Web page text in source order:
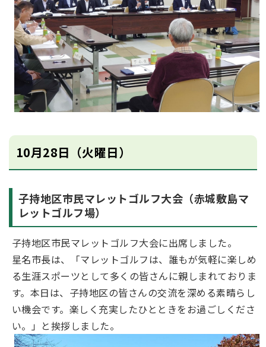
10月28日（火曜日）
子持地区市民マレットゴルフ大会（赤城敷島マ
レットゴルフ場）
子持地区市民マレットゴルフ大会に出席しました。
星名市長は、「マレットゴルフは、誰もが気軽に楽しめ
る生涯スポーツとして多くの皆さんに親しまれておりま
す。本日は、子持地区の皆さんの交流を深める素晴らし
い機会です。楽しく充実したひとときをお過ごしくださ
い。」と挨拶しました。